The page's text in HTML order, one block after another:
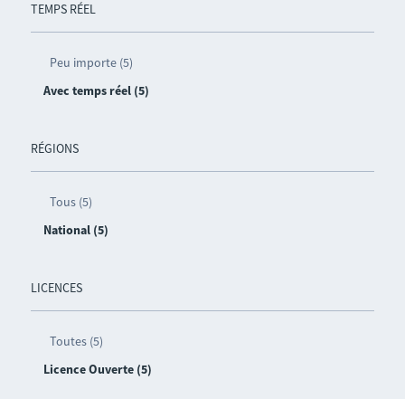
TEMPS RÉEL
Peu importe (5)
Avec temps réel (5)
RÉGIONS
Tous (5)
National (5)
LICENCES
Toutes (5)
Licence Ouverte (5)